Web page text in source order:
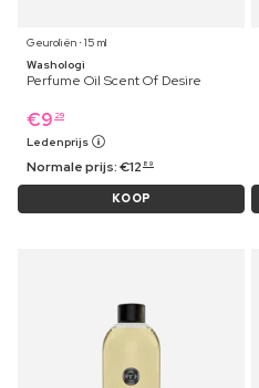
Geuroliën ⋅ 15 ml
Washologi
Perfume Oil Scent Of Desire
€9 29
Ledenprijs
Normale prijs:€12 89
KOOP